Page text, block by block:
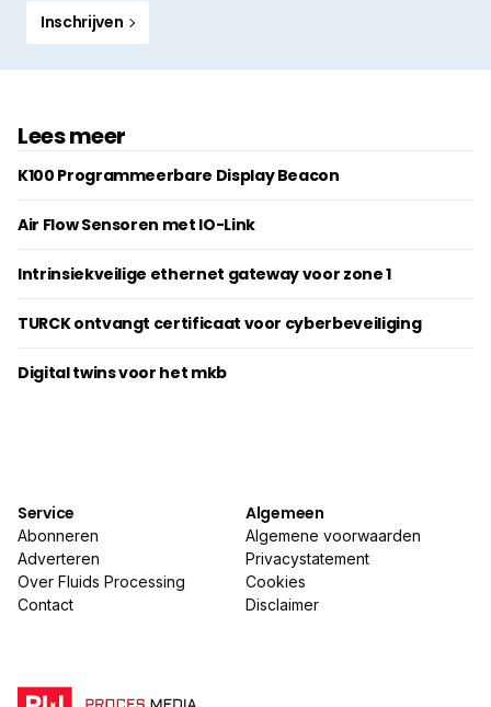
Inschrijven
Lees meer
K100 Programmeerbare Display Beacon
Air Flow Sensoren met IO-Link
Intrinsiekveilige ethernet gateway voor zone 1
TURCK ontvangt certificaat voor cyberbeveiliging
Digital twins voor het mkb
Service
Abonneren
Adverteren
Over Fluids Processing
Contact
Algemeen
Algemene voorwaarden
Privacystatement
Cookies
Disclaimer